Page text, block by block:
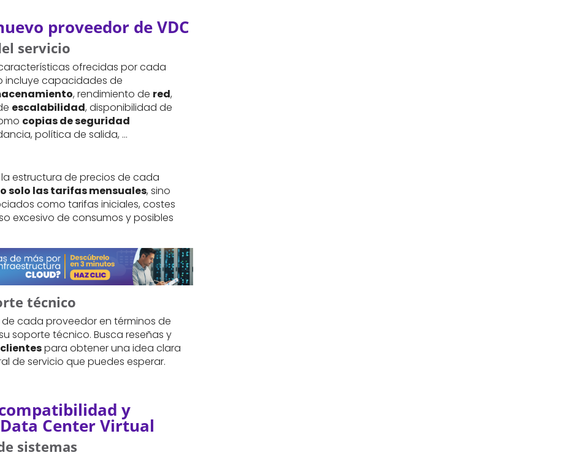
proveedor de VDC
servicio
ofrecidas por cada
incluye capacidades de
, rendimiento de red,
escalabilidad, disponibilidad de
copias de seguridad
política de salida, …
estructura de precios de cada
solo las tarifas mensuales, sino
como tarifas iniciales, costes
excesivo de consumos y posibles
técnico
cada proveedor en términos de
soporte técnico. Busca reseñas y
para obtener una idea clara
de servicio que puedes esperar.
y
Center Virtual
sistemas